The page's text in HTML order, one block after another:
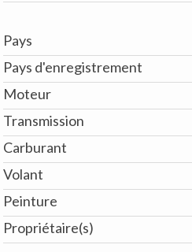
Pays
Pays d'enregistrement
Moteur
Transmission
Carburant
Volant
Peinture
Propriétaire(s)